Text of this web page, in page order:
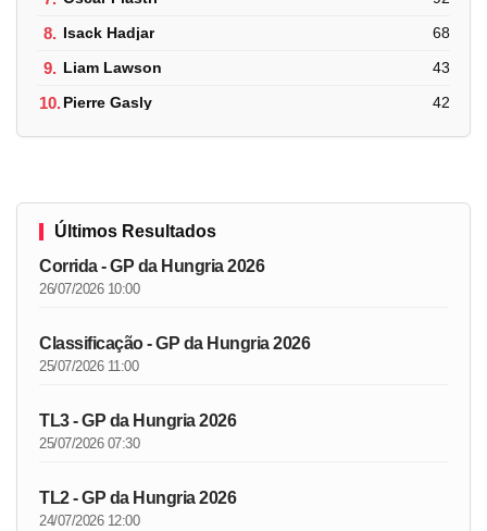
8. Isack Hadjar 68
9. Liam Lawson 43
10.Pierre Gasly 42
Últimos Resultados
Corrida - GP da Hungria 2026
26/07/2026 10:00
Classificação - GP da Hungria 2026
25/07/2026 11:00
TL3 - GP da Hungria 2026
25/07/2026 07:30
TL2 - GP da Hungria 2026
24/07/2026 12:00